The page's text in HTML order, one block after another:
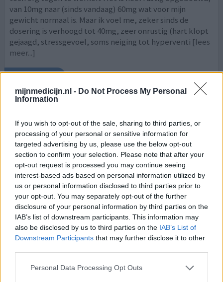
mijnmedicijn.nl - Do Not Process My Personal
Information
If you wish to opt-out of the sale, sharing to third parties, or
processing of your personal or sensitive information for
targeted advertising by us, please use the below opt-out
section to confirm your selection. Please note that after your
opt-out request is processed you may continue seeing
interest-based ads based on personal information utilized by
us or personal information disclosed to third parties prior to
your opt-out. You may separately opt-out of the further
disclosure of your personal information by third parties on the
IAB’s list of downstream participants. This information may
also be disclosed by us to third parties on the IAB’s List of
Downstream Participants that may further disclose it to other
Personal Data Processing Opt Outs
van 10mg naar (sinds vandaag) 60mg wat voor mijn
gewicht normaal is. Maar ik voel me, zeker sinds de
dosering is verhoogd tot 40mg, zeer onrustig (hart klopt
gejaagd, stressgevoel, soms neiging tot hyperventi [lees
meer...]
geef mening 0 reacties
28-02-2011 | Man | 31
atomoxetine
ADHD
Effectiviteit
Hoeveelheid bijwerkingen
Ik geloof dat mijn post niet volledig is geweest en
daardoor een verkeerd beeld heeft gegeven. Ik ben
begonnen met 40 mg, daarna 65, 80 en toen pas 100. Heb
in overleg met arts besloten dat ik zelf kijk hoe het gaat
heb, ritalin.